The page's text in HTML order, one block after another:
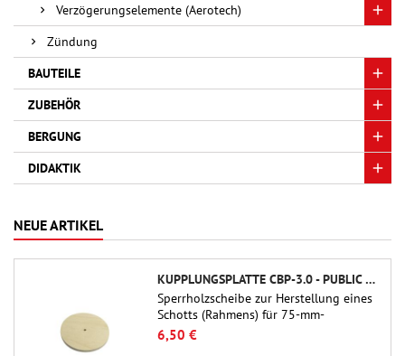
Verzögerungselemente (Aerotech)
Zündung
BAUTEILE
ZUBEHÖR
BERGUNG
DIDAKTIK
NEUE ARTIKEL
KUPPLUNGSPLATTE CBP-3.0 - PUBLIC MISSILES LTD.
Sperrholzscheibe zur Herstellung eines
Schotts (Rahmens) für 75-mm-
Rohrkupplungen (PT-3.0/QT-3.0) von
Public Missiles Ltd.
6,50 €